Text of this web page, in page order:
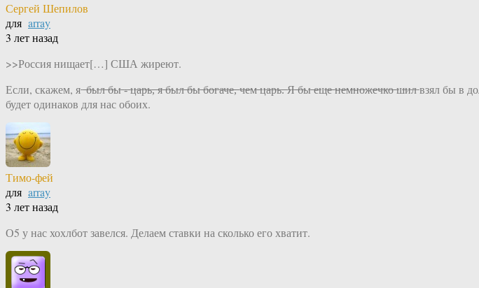
Сергей Шепилов
для array
3 лет назад
>>Россия нищает[…] США жиреют.
Если, скажем, я ̶ ̶б̶ы̶л̶ ̶б̶ы̶ ̶-̶ ̶ц̶а̶р̶ь̶,̶ ̶я̶ ̶б̶ы̶л̶ ̶б̶ы̶ ̶б̶о̶г̶а̶ч̶е̶,̶ ̶ч̶е̶м̶ ̶ц̶а̶р̶ь̶.̶ ̶Я̶ ̶б̶ы̶ ̶е̶щ̶е̶ ̶н̶е̶м̶н̶о̶ж̶е̶ч̶к̶о̶ ̶ш̶и̶л̶ взял бы в
будет одинаков для нас обоих.
Тимо-фей
для array
3 лет назад
О5 у нас хохлбот завелся. Делаем ставки на сколько его хватит.